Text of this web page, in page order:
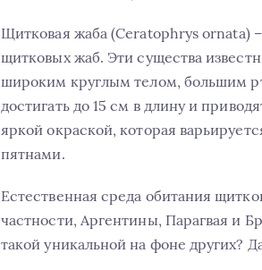
Щитковая жаба (Ceratophrys ornata)
щитковых жаб. Эти существа
широким круглым телом, большим
достигать до 15 см в длину и
яркой окраской, которая
пятнами.
Естественная среда обитания
частности, Аргентины, Парагвая и
такой уникальной на фоне других?